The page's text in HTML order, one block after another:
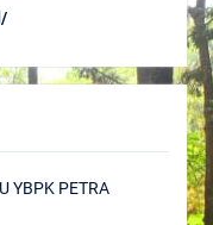
YBPK PETRA